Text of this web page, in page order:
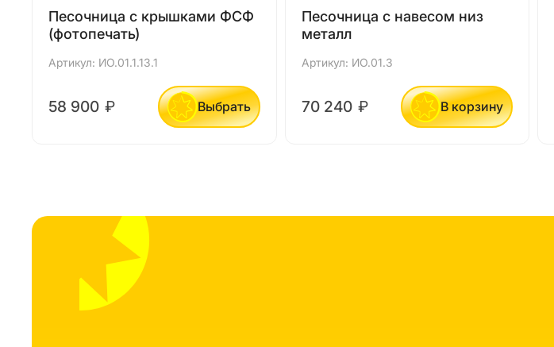
Песочница с крышками ФСФ
(фотопечать)
Артикул: ИО.01.1.13.1
58 900 ₽ Выбрать
Песочница с навесом низ
металл
Артикул: ИО.01.3
70 240 ₽ В корзину